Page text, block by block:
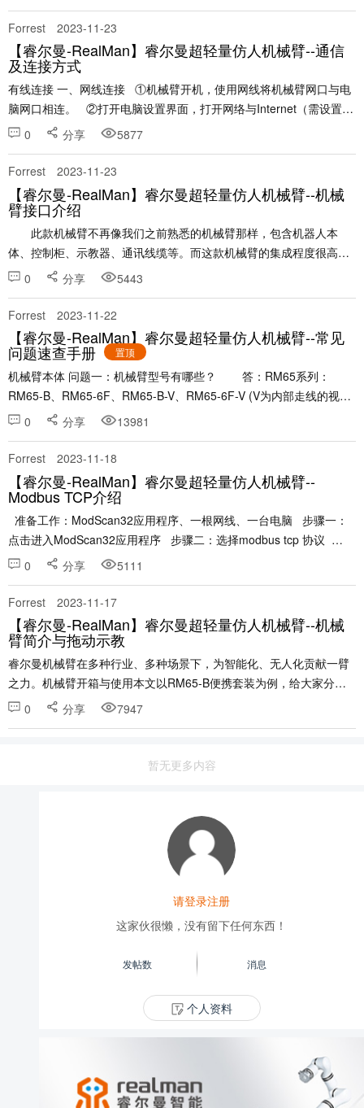
Forrest 2023-11-23
【睿尔曼-RealMan】睿尔曼超轻量仿人机械臂--通信
及连接方式
有线连接 一、网线连接 ①机械臂开机，使用网线将机械臂网口与电
脑网口相连。 ②打开电脑设置界面，打开网络与Internet（需设置电
脑与机械臂处于同一网段）。 Windows系......
0 分享 5877
Forrest 2023-11-23
【睿尔曼-RealMan】睿尔曼超轻量仿人机械臂--机械
臂接口介绍
此款机械臂不再像我们之前熟悉的机械臂那样，包含机器人本
体、控制柜、示教器、通讯线缆等。而这款机械臂的集成程度很高，
0 分享 5443
Forrest 2023-11-22
【睿尔曼-RealMan】睿尔曼超轻量仿人机械臂--常见
问题速查手册 置顶
机械臂本体 问题一：机械臂型号有哪些？ 答：RM65系列：
RM65-B、RM65-6F、RM65-B-V、RM65-6F-V (V为内部走线的视觉
版机械臂) &n......
0 分享 13981
Forrest 2023-11-18
【睿尔曼-RealMan】睿尔曼超轻量仿人机械臂--
Modbus TCP介绍
准备工作：ModScan32应用程序、一根网线、一台电脑 步骤一：
点击进入ModScan32应用程序 步骤二：选择modbus tcp 协议
......
0 分享 5111
Forrest 2023-11-17
【睿尔曼-RealMan】睿尔曼超轻量仿人机械臂--机械
臂简介与拖动示教
睿尔曼机械臂在多种行业、多种场景下，为智能化、无人化贡献一臂
之力。机械臂开箱与使用本文以RM65-B便携套装为例，给大家分享
一下初次如何使用。以下内容均基于RM65-B六轴机械臂讲述。2. 打
0 分享 7947
暂无更多内容
请登录注册
这家伙很懒，没有留下任何东西！
发帖数 消息
个人资料